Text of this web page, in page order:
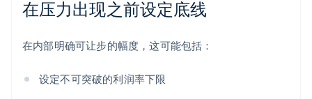
在压力出现之前设定底线
在内部明确可让步的幅度，这可能包括：
设定不可突破的利润率下限